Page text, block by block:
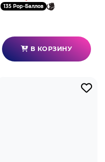
135 Pop-Баллов
В КОРЗИНУ